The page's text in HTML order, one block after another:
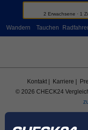
Kontakt | Karriere |
© 2026 CHECK24
2 Erwachsene · 1
Wandern Tauchen